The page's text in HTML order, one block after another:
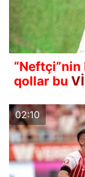
qollar bu
02:10